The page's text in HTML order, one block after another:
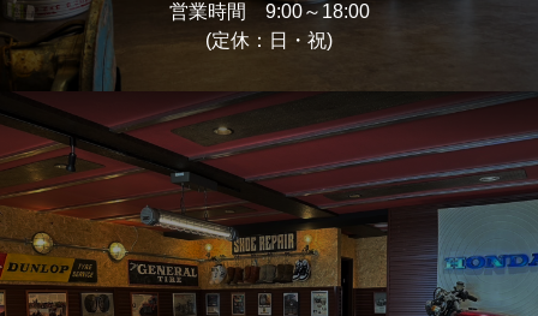
営業時間 9:00～18:00
(定休：日・祝)